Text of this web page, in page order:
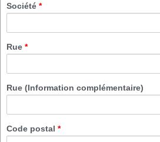
Société *
Rue *
Rue (Information complémentaire)
Code postal *